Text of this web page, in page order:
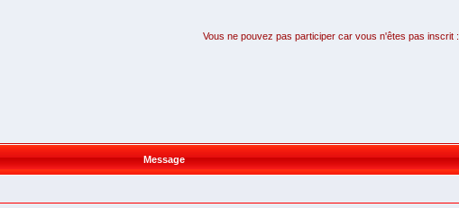
Vous ne pouvez pas participer car vous n'êtes pas inscrit :
Message